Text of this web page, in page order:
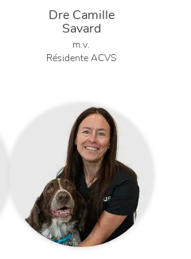
Dre Camille
Savard
m.v.
Résidente ACVS